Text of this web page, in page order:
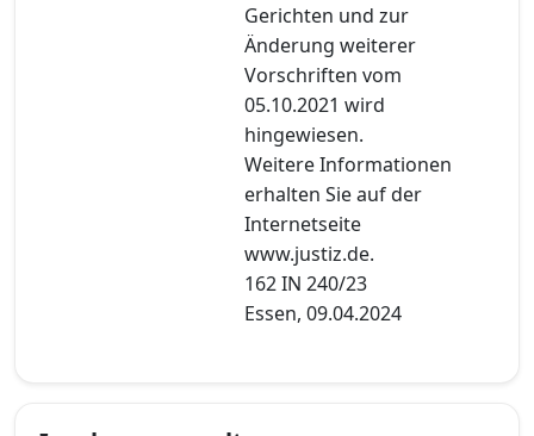
Gerichten und zur
Änderung weiterer
Vorschriften vom
05.10.2021 wird
hingewiesen.
Weitere Informationen
erhalten Sie auf der
Internetseite
www.justiz.de.
162 IN 240/23
Essen, 09.04.2024